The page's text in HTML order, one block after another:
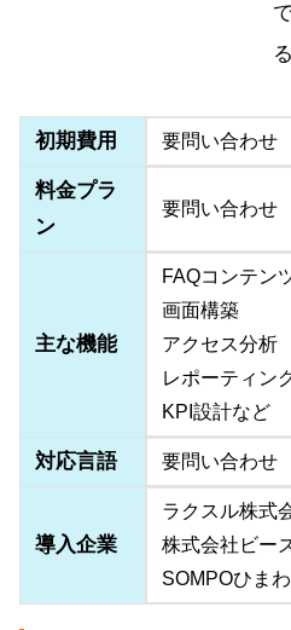
初期費用 要問い合わせ
料金プラ
ン
要問い合わせ
主な機能
FAQコンテン
画面構築
アクセス分析
レポーティン
KPI設計など
対応言語 要問い合わせ
導入企業
ラクスル株式
株式会社ビー
SOMPOひま